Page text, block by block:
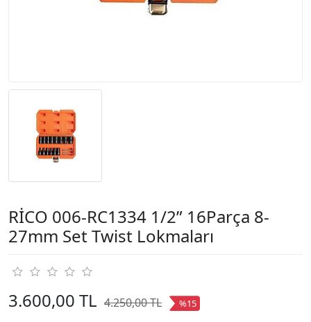
RİCO 006-RC1334 1/2” 16Parça 8-
27mm Set Twist Lokmaları
3.600,00 TL 4.250,00 TL %15